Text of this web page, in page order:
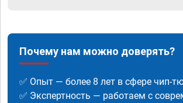
Почему нам можно доверять?
✅ Опыт — более 8 лет в сфере чип-
✅ Экспертность — работаем с